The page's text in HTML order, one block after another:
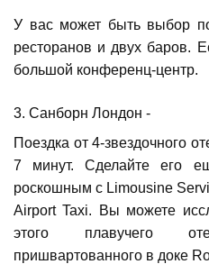
У вас может быть выбор
ресторанов и двух баров.
большой конференц-центр.
3. Санборн Лондон -
Поездка от 4-звездочного
7 минут. Сделайте его
роскошным с Limousine
Airport Taxi. Вы можете
этого плавучего
пришвартованного в доке